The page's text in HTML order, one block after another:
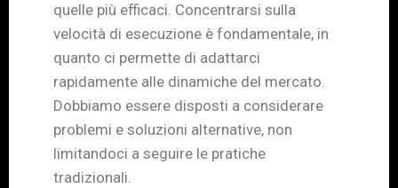
quelle più efficaci. Concentrarsi sulla
velocità di esecuzione è fondamentale, in
quanto ci permette di adattarci
rapidamente alle dinamiche del mercato.
Dobbiamo essere disposti a considerare
problemi e soluzioni alternative, non
limitandoci a seguire le pratiche
tradizionali.